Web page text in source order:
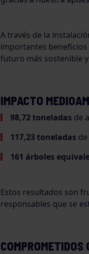
A través de la
importantes
futuro más sostenible
IMPACTO
98,72 toneladas de
117,23 toneladas
161 árboles
Estos resultados son
responsables que se